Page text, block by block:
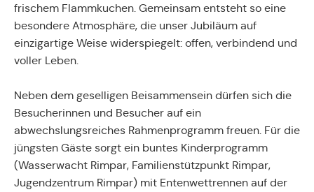
frischem Flammkuchen. Gemeinsam entsteht so eine
besondere Atmosphäre, die unser Jubiläum auf
einzigartige Weise widerspiegelt: offen, verbindend und
voller Leben.
Neben dem geselligen Beisammensein dürfen sich die
Besucherinnen und Besucher auf ein
abwechslungsreiches Rahmenprogramm freuen. Für die
jüngsten Gäste sorgt ein buntes Kinderprogramm
(Wasserwacht Rimpar, Familienstützpunkt Rimpar,
Jugendzentrum Rimpar) mit Entenwettrennen auf der